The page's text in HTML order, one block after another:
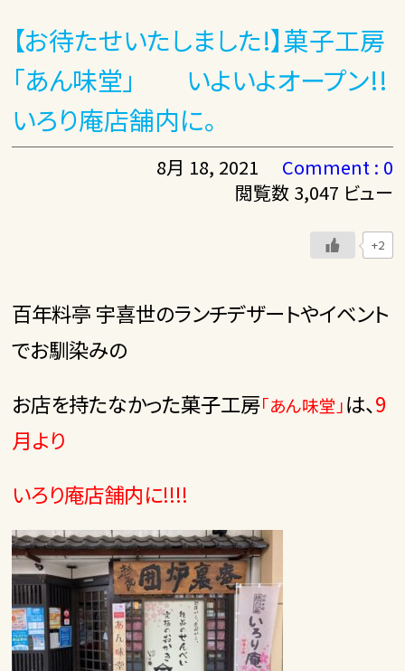
【お待たせいたしました!】菓子工房
「あん味堂」 いよいよオープン!!
いろり庵店舗内に。
8月 18, 2021
Comment : 0
閲覧数 3,047 ビュー
+2
百年料亭 宇喜世のランチデザートやイベント
でお馴染みの
お店を持たなかった菓子工房「あん味堂」は、9
月より
いろり庵店舗内に!!!!